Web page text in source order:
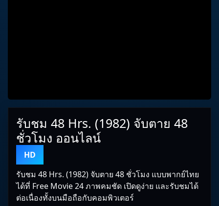
รับชม 48 Hrs. (1982) จับตาย 48
ชั่วโมง ออนไลน์
HD
รับชม 48 Hrs. (1982) จับตาย 48 ชั่วโมง แบบพากย์ไทย
ได้ที่ Free Movie 24 ภาพคมชัด เปิดดูง่าย และรับชมได้
ต่อเนื่องทั้งบนมือถือกับคอมพิวเตอร์